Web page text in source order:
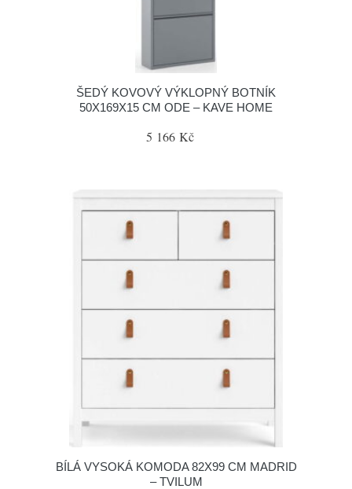
ŠEDÝ KOVOVÝ VÝKLOPNÝ BOTNÍK
50X169X15 CM ODE – KAVE HOME
5 166 Kč
BÍLÁ VYSOKÁ KOMODA 82X99 CM MADRID
– TVILUM